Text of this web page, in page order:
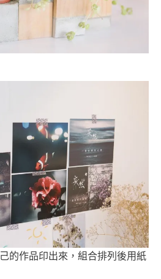
的作品印出來，組合排列後用紙